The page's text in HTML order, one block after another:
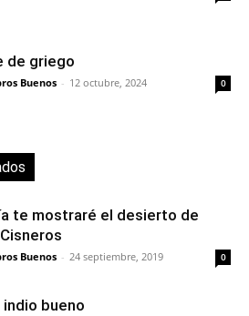
de griego
Buenos - 12 octubre, 2024 0
te mostraré el desierto de
Buenos - 24 septiembre, 2019 0
indio bueno